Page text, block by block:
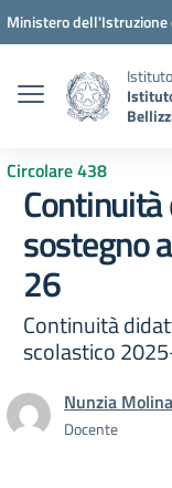
Vai ai contenuti
Vai al menu di
Vai al footer
Ministero dell'Istruzione
Circolare 438
sostegno
26
Continuità
scolastico
Nunzia
Docente